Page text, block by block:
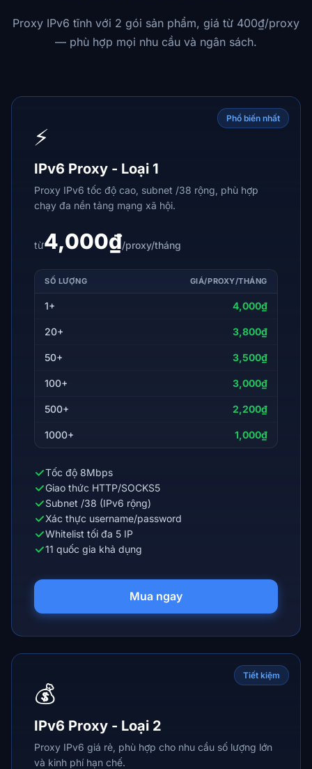
Proxy IPv6 tĩnh với 2 gói sản phẩm, giá từ 400₫/proxy
— phù hợp mọi nhu cầu và ngân sách.
Phổ biến nhất
⚡
IPv6 Proxy - Loại 1
Proxy IPv6 tốc độ cao, subnet /38 rộng, phù hợp
chạy đa nền tảng mạng xã hội.
từ4,000₫/proxy/tháng
SỐ LƯỢNG GIÁ/PROXY/THÁNG
1+ 4,000₫
20+ 3,800₫
50+ 3,500₫
100+ 3,000₫
500+ 2,200₫
1000+ 1,000₫
Tốc độ 8Mbps
Giao thức HTTP/SOCKS5
Subnet /38 (IPv6 rộng)
Xác thực username/password
Whitelist tối đa 5 IP
11 quốc gia khả dụng
Mua ngay
Tiết kiệm
💰
IPv6 Proxy - Loại 2
Proxy IPv6 giá rẻ, phù hợp cho nhu cầu số lượng lớn
và kinh phí hạn chế.